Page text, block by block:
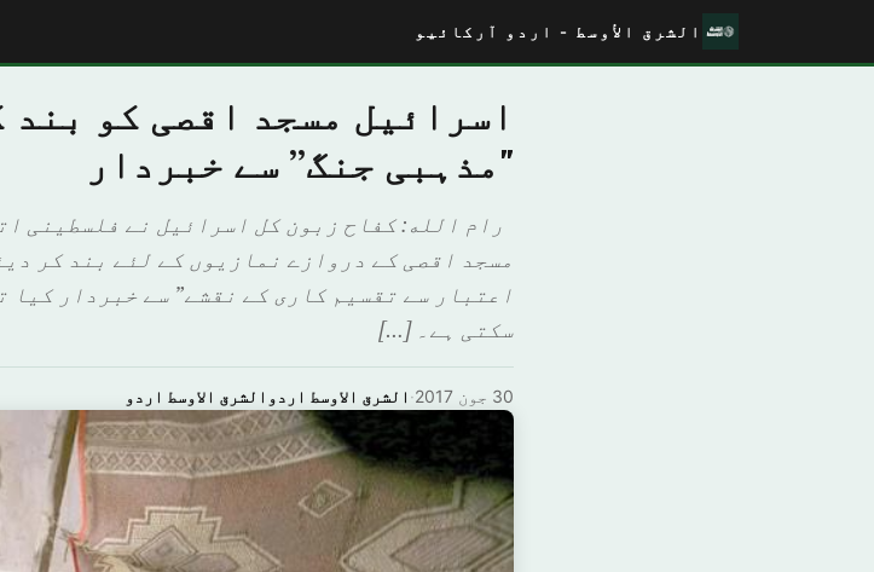
الشرق الأوسط - اردو آرکائیو
اسرائیل مسجد اقصی کو بند
"مذہبی جنگ” سے خبردار
رام الله: كفاح زبون کل اسرائیل نے فلسطینی
مسجد اقصی کے دروازے نمازیوں کے لئے بند کر
اعتبار سے تقسیم کاری کے نقشے” سے خبردار کیا
سکتی ہے۔ […]
الشرق الاوسط اردوالشرق الاوسط اردو · 30 جون 2017